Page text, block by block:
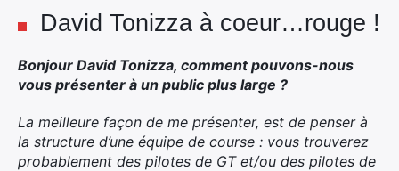
David Tonizza à coeur…rouge !
Bonjour David Tonizza, comment pouvons-nous
vous présenter à un public plus large ?
La meilleure façon de me présenter, est de penser à
la structure d’une équipe de course : vous trouverez
probablement des pilotes de GT et/ou des pilotes de